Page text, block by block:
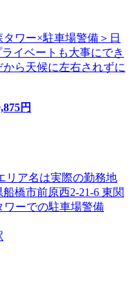
ワー×駐車場警備＞日
イベートも大事にでき
ら天候に左右されずに
円
ア名は実際の勤務地
橋市前原西2-21-6 東関
ワーでの駐車場警備